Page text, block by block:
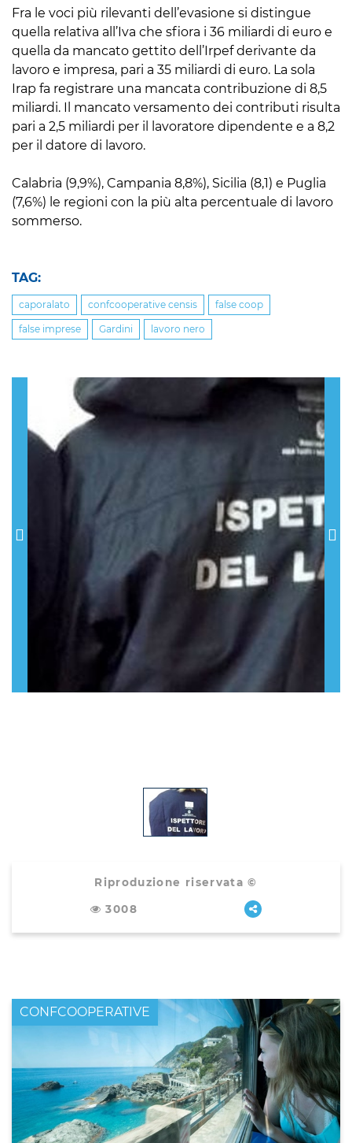
Fra le voci più rilevanti dell’evasione si distingue
quella relativa all’Iva che sfiora i 36 miliardi di euro e
quella da mancato gettito dell’Irpef derivante da
lavoro e impresa, pari a 35 miliardi di euro. La sola
Irap fa registrare una mancata contribuzione di 8,5
miliardi. Il mancato versamento dei contributi risulta
pari a 2,5 miliardi per il lavoratore dipendente e a 8,2
per il datore di lavoro.
Calabria (9,9%), Campania 8,8%), Sicilia (8,1) e Puglia
(7,6%) le regioni con la più alta percentuale di lavoro
sommerso.
TAG:
caporalato confcooperative censis false coop
false imprese Gardini lavoro nero
Riproduzione riservata ©
3008
CONFCOOPERATIVE